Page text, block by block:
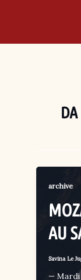
archive
AU
Savina Le
— Mardi